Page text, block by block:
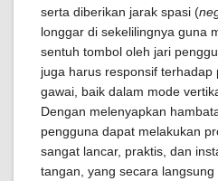
serta diberikan jarak spasi (
longgar di sekelilingnya guna
sentuh tombol oleh jari
juga harus responsif
gawai, baik dalam mode
Dengan melenyapkan
pengguna dapat melakukan
sangat lancar, praktis, dan
tangan, yang secara